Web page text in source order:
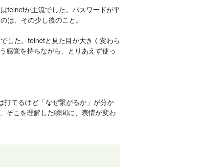
telnetが主流でした。パスワードが平
は、その少し後のこと。
した。telnetと見た目が大きく変わら
感覚を持ちながら、とりあえず使っ
てるけど「なぜ繋がるか」が分か
そこを理解した瞬間に、表情が変わ